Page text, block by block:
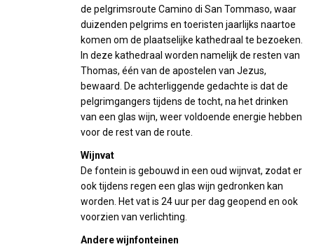
de pelgrimsroute Camino di San Tommaso, waar
duizenden pelgrims en toeristen jaarlijks naartoe
komen om de plaatselijke kathedraal te bezoeken.
In deze kathedraal worden namelijk de resten van
Thomas, één van de apostelen van Jezus,
bewaard. De achterliggende gedachte is dat de
pelgrimgangers tijdens de tocht, na het drinken
van een glas wijn, weer voldoende energie hebben
voor de rest van de route.
Wijnvat
De fontein is gebouwd in een oud wijnvat, zodat er
ook tijdens regen een glas wijn gedronken kan
worden. Het vat is 24 uur per dag geopend en ook
voorzien van verlichting.
Andere wijnfonteinen